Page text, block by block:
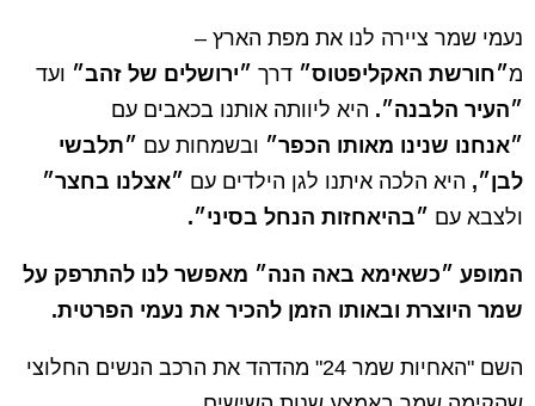
נעמי שמר ציירה לנו את מפת הארץ –
מ״חורשת האקליפטוס״ דרך ״ירושלים של זהב״ ועד
״העיר הלבנה״. היא ליוותה אותנו בכאבים עם
״אנחנו שנינו מאותו הכפר״ ובשמחות עם ״תלבשי
לבן״, היא הלכה איתנו לגן הילדים עם ״אצלנו בחצר״
ולצבא עם ״בהיאחזות הנחל בסיני״.
המופע ״כשאימא באה הנה״ מאפשר לנו להתרפק על
שמר היוצרת ובאותו הזמן להכיר את נעמי הפרטית.
השם "האחיות שמר 24" מהדהד את הרכב הנשים החלוצי